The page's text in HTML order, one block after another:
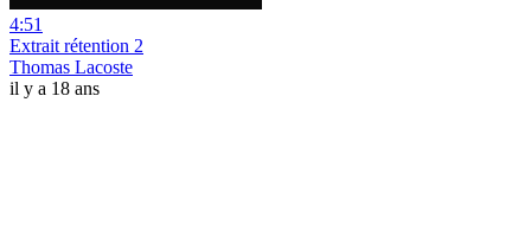
4:51
Extrait rétention 2
Thomas Lacoste
il y a 18 ans